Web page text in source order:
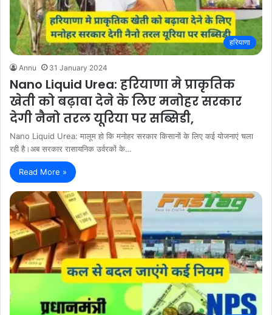
हरियाणा
Annu 31 January 2024
Nano Liquid Urea: हरियाणा मे प्राकृतिक
खेती को बढ़ावा देने के लिए मनोहर सरकार
देगी नैनो तरल यूरिया पर सब्सिडी,
Nano Liquid Urea: मालूम हो कि मनोहर सरकार किसानों के लिए कई योजनाएं चला
रही है।अब सरकार रासायनिक उर्वरकों के…
Read More »